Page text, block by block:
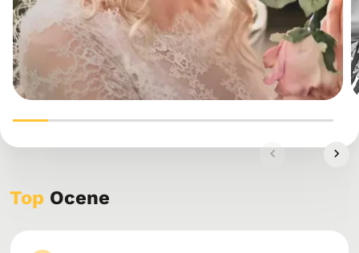
Top Ocene